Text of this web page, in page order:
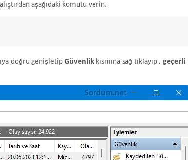
aşağıdaki komutu verin.
doğru genişletip Güvenlik kısmına sağ tıklayıp , geçerli